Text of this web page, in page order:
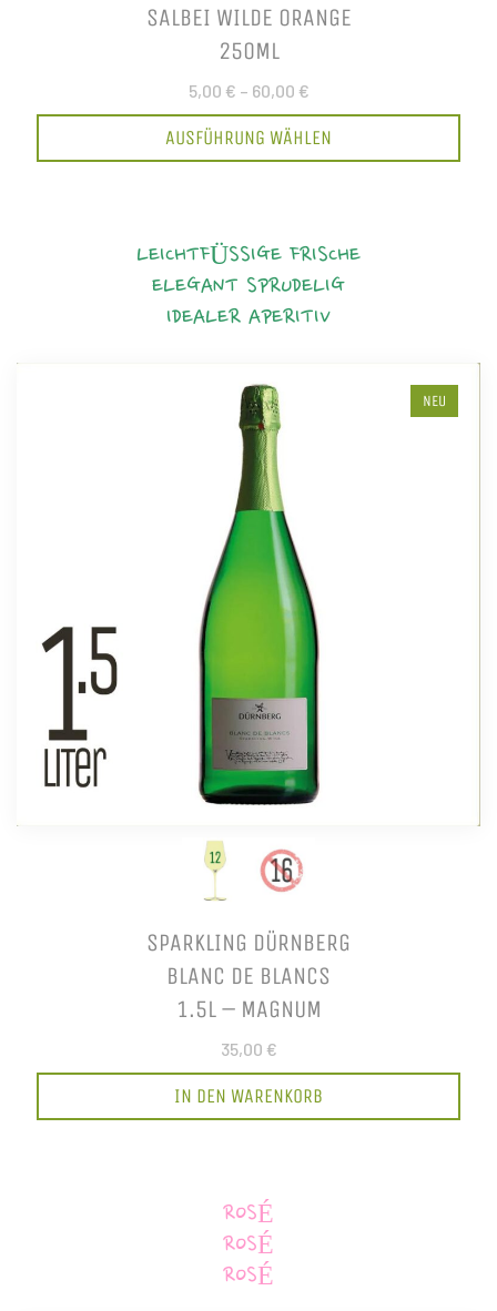
SALBEI WILDE ORANGE
250ML
5,00 € – 60,00 €
AUSFÜHRUNG WÄHLEN
LEICHTFÜSSIGE FRISCHE
ELEGANT SPRUDELIG
IDEALER APERITIV
NEU
SPARKLING DÜRNBERG
BLANC DE BLANCS
1.5L – MAGNUM
35,00 €
IN DEN WARENKORB
ROSÉ
ROSÉ
ROSÉ